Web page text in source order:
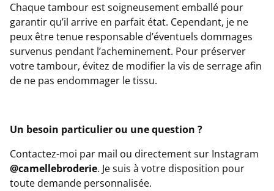
Chaque tambour est soigneusement emballé pour
garantir qu’il arrive en parfait état. Cependant, je ne
peux être tenue responsable d’éventuels dommages
survenus pendant l’acheminement. Pour préserver
votre tambour, évitez de modifier la vis de serrage afin
de ne pas endommager le tissu.
Un besoin particulier ou une question ?
Contactez-moi par mail ou directement sur Instagram
@camellebroderie. Je suis à votre disposition pour
toute demande personnalisée.